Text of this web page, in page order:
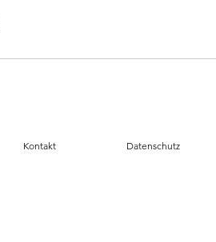
Kontakt Datenschutz